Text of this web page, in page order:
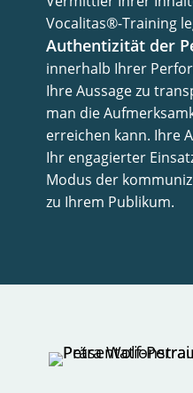
Vocalitas®-Training
Authentizität der
innerhalb Ihrer
Ihre Aussage zu
man die
erreichen kann. Ihre
Ihr engagierter
Modus der
zu Ihrem Publikum.